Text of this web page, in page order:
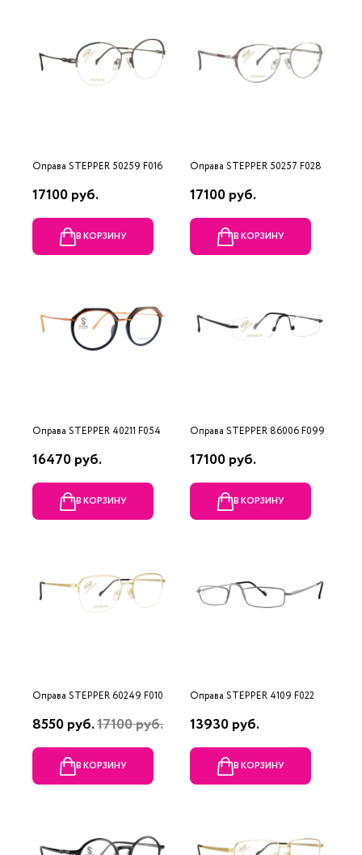
Оправа STEPPER 50259 F016
17100 руб.
В КОРЗИНУ
Оправа STEPPER 50257 F028
17100 руб.
В КОРЗИНУ
Оправа STEPPER 40211 F054
16470 руб.
В КОРЗИНУ
Оправа STEPPER 86006 F099
17100 руб.
В КОРЗИНУ
Оправа STEPPER 60249 F010
8550 руб.17100 руб.
В КОРЗИНУ
Оправа STEPPER 4109 F022
13930 руб.
В КОРЗИНУ